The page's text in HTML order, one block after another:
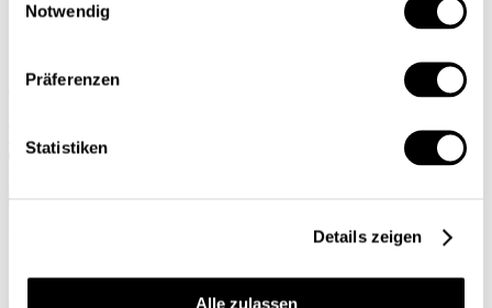
Notwendig
Präferenzen
Statistiken
Details zeigen
Alle zulassen